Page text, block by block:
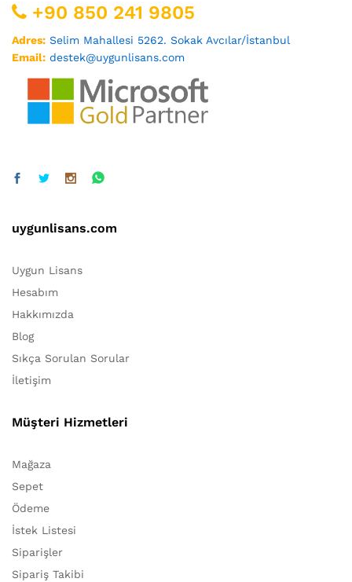
+90 850 241 9805
Adres: Selim Mahallesi 5262. Sokak Avcılar/İstanbul
Email: destek@uygunlisans.com
uygunlisans.com
Uygun Lisans
Hesabım
Hakkımızda
Blog
Sıkça Sorulan Sorular
İletişim
Müşteri Hizmetleri
Mağaza
Sepet
Ödeme
İstek Listesi
Siparişler
Sipariş Takibi